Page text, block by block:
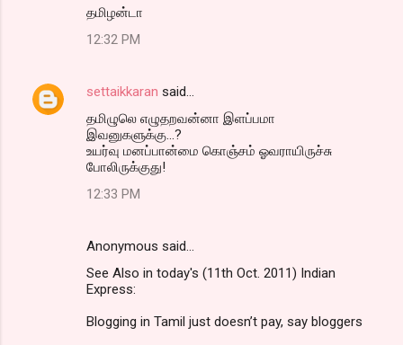
தமிழன்டா
12:32 PM
settaikkaran said…
தமிழுலெ எழுதறவன்னா இளப்பமா
இவனுகளுக்கு...?
உயர்வு மனப்பான்மை கொஞ்சம் ஓவராயிருச்சு
போலிருக்குது!
12:33 PM
Anonymous said…
See Also in today's (11th Oct. 2011) Indian
Express:
Blogging in Tamil just doesn’t pay, say bloggers